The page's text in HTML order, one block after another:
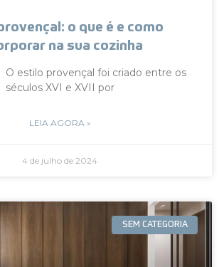
o que é e como
na sua cozinha
estilo provençal foi criado entre os
séculos XVI e XVII por
LEIA AGORA »
4 de julho de 2024
SEM CATEGORIA